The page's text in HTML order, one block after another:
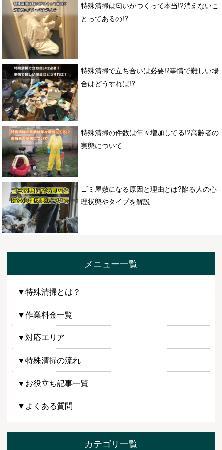
特殊清掃は匂いがつくって本当!?消えないこ
とってあるの!?
特殊清掃で立ち合いは必要!?事情で難しい場
合はどうすれば!?
特殊清掃の件数は年々増加してる!?高齢者の
実態について
ゴミ屋敷になる原因と理由とは?陥る人の心
理状態やタイプを解説
メニュー一覧
▼特殊清掃とは？
▼作業料金一覧
▼対応エリア
▼特殊清掃の流れ
▼お役立ち記事一覧
▼よくある質問
カテゴリ一覧